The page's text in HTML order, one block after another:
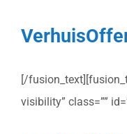
[/
visibility” class=””